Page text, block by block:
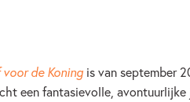
voor de Koning is van september
een fantasievolle,